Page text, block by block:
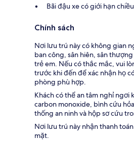
Bãi đậu xe có giới hạn
Chính sách
Nơi lưu trú này có không gian
ban công, sân hiên, sân
trẻ em. Nếu có thắc mắc, vui
trước khi đến để xác nhận họ
phòng phù hợp.
Khách có thể an tâm nghỉ ngơi
carbon monoxide, bình cứu
thống an ninh và hộp sơ cứu
Nơi lưu trú này nhận thanh
mặt.